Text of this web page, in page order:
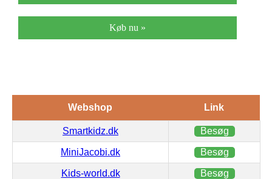
Køb nu »
Webshop Link
Smartkidz.dk Besøg
MiniJacobi.dk Besøg
Kids-world.dk Besøg